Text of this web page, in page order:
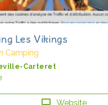
Les Vikings
Camping
Carteret
Website